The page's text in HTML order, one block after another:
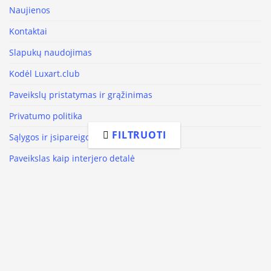
FILTRUOTI
Naujienos
Kontaktai
Slapukų naudojimas
Kodėl Luxart.club
Paveikslų pristatymas ir grąžinimas
Privatumo politika
Sąlygos ir įsipareigojimai
Paveikslas kaip interjero detalė